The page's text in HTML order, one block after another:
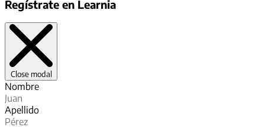
Regístrate en Learnia
Close modal
Nombre
Apellido